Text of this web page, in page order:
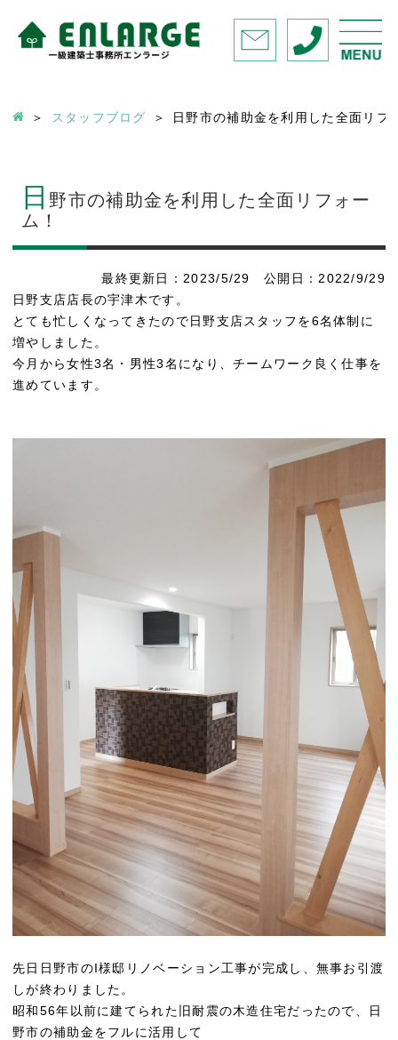
スタッフブログ 日野市の補助金を利用した全面リフ
日 野市の補助金を利用した全面リフォー
ム！
最終更新日：2023/5/29 公開日：2022/9/29
日野支店店長の宇津木です。
とても忙しくなってきたので日野支店スタッフを6名体制に
増やしました。
今月から女性3名・男性3名になり、チームワーク良く仕事を
進めています。
先日日野市のI様邸リノベーション工事が完成し、無事お引渡
しが終わりました。
昭和56年以前に建てられた旧耐震の木造住宅だったので、日
野市の補助金をフルに活用して